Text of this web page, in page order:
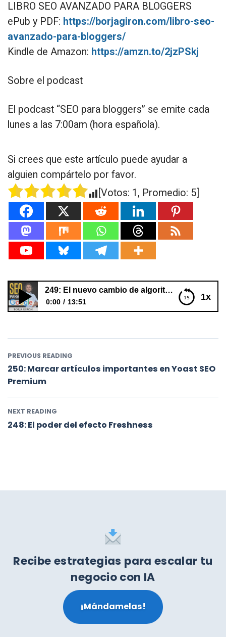
LIBRO SEO AVANZADO PARA BLOGGERS
ePub y PDF: https://borjagiron.com/libro-seo-
avanzado-para-bloggers/
Kindle de Amazon: https://amzn.to/2jzPSkj
Sobre el podcast
El podcast “SEO para bloggers” se emite cada
lunes a las 7:00am (hora española).
Si crees que este artículo puede ayudar a
alguien compártelo por favor.
[Votos: 1 , Promedio: 5
1x
249: El nuevo cambio de algoritmo de Google de Agosto
0:00 13:51
PREVIOUS READING
250: Marcar artículos importantes en Yoast SEO
Premium
NEXT READING
248: El poder del efecto Freshness
Recibe estrategias para escalar tu
negocio con IA
¡Mándamelas!